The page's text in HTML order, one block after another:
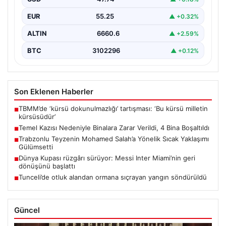
sonucunda…
EUR 55.25 ▲ +0.32%
ALTIN 6660.6 ▲ +2.59%
BTC 3102296 ▲ +0.12%
Son Eklenen Haberler
■TBMM’de ‘kürsü dokunulmazlığı’ tartışması: ‘Bu kürsü milletin
kürsüsüdür’
■Temel Kazısı Nedeniyle Binalara Zarar Verildi, 4 Bina Boşaltıldı
■Trabzonlu Teyzenin Mohamed Salah’a Yönelik Sıcak Yaklaşımı
Gülümsetti
■Dünya Kupası rüzgârı sürüyor: Messi Inter Miami’nin geri
dönüşünü başlattı
■Tunceli’de otluk alandan ormana sıçrayan yangın söndürüldü
Güncel